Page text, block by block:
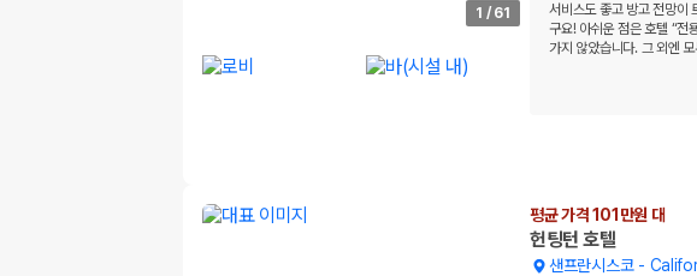
1 / 61
서비스도 좋고 방고 전망이
구요! 아쉬운 점은 호텔 “전
가지 않았습니다. 그 외엔
평균 가격 101만원 대
헌팅턴 호텔
샌프란시스코-